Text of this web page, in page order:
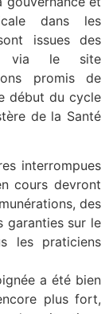
dans les
issues des
via le site
promis de
début du cycle
de la Santé
interrompues
cours devront
des
garanties sur le
les praticiens
a été bien
plus fort,